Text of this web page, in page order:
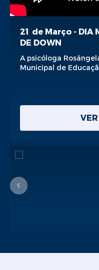
21 de Março - DIA
DE DOWN
A psicóloga
Municipal de